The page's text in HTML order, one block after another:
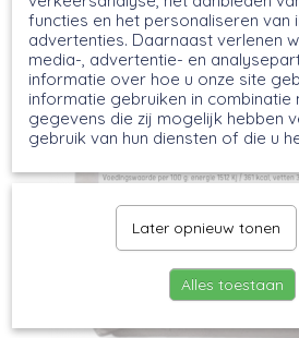
functies en het personaliseren van
advertenties. Daarnaast verlenen
media-, advertentie- en
informatie over hoe u onze site
informatie gebruiken in combinatie
gegevens die zij mogelijk hebben
gebruik van hun diensten of die u
Later opnieuw tonen
Alles toestaan